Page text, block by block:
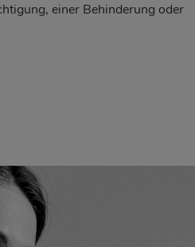
einer Behinderung oder